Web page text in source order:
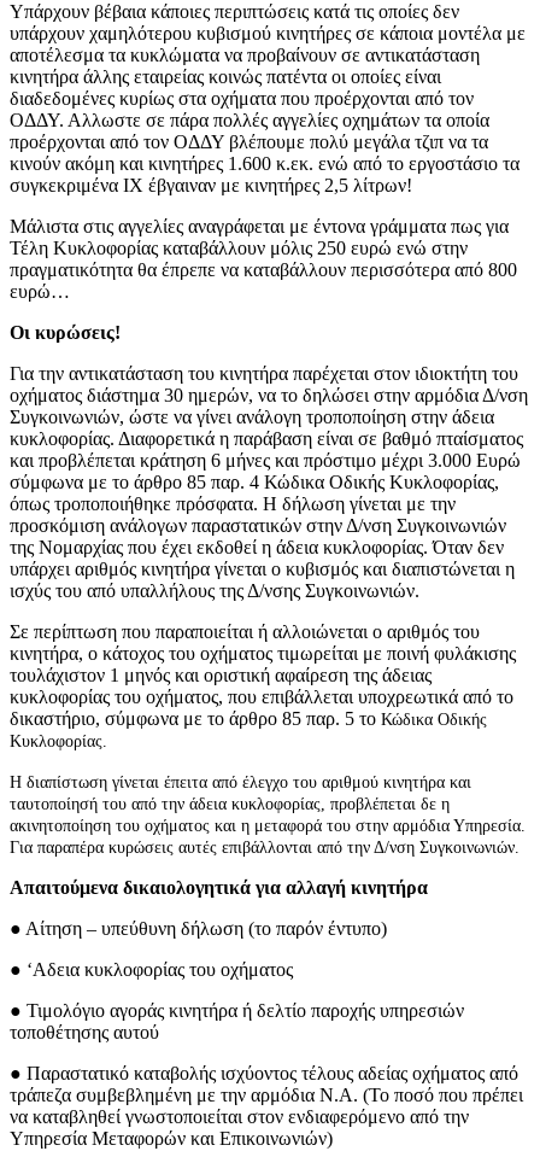
Υπάρχουν βέβαια κάποιες περιπτώσεις κατά τις οποίες δεν
υπάρχουν χαμηλότερου κυβισμού κινητήρες σε κάποια μοντέλα με
αποτέλεσμα τα κυκλώματα να προβαίνουν σε αντικατάσταση
κινητήρα άλλης εταιρείας κοινώς πατέντα οι οποίες είναι
διαδεδομένες κυρίως στα οχήματα που προέρχονται από τον
ΟΔΔΥ. Αλλωστε σε πάρα πολλές αγγελίες οχημάτων τα οποία
προέρχονται από τον ΟΔΔΥ βλέπουμε πολύ μεγάλα τζιπ να τα
κινούν ακόμη και κινητήρες 1.600 κ.εκ. ενώ από το εργοστάσιο τα
συγκεκριμένα ΙΧ έβγαιναν με κινητήρες 2,5 λίτρων!
Μάλιστα στις αγγελίες αναγράφεται με έντονα γράμματα πως για
Τέλη Κυκλοφορίας καταβάλλουν μόλις 250 ευρώ ενώ στην
πραγματικότητα θα έπρεπε να καταβάλλουν περισσότερα από 800
ευρώ…
Οι κυρώσεις!
Για την αντικατάσταση του κινητήρα παρέχεται στον ιδιοκτήτη του
οχήματος διάστημα 30 ημερών, να το δηλώσει στην αρμόδια Δ/νση
Συγκοινωνιών, ώστε να γίνει ανάλογη τροποποίηση στην άδεια
κυκλοφορίας. Διαφορετικά η παράβαση είναι σε βαθμό πταίσματος
και προβλέπεται κράτηση 6 μήνες και πρόστιμο μέχρι 3.000 Ευρώ
σύμφωνα με το άρθρο 85 παρ. 4 Κώδικα Οδικής Κυκλοφορίας,
όπως τροποποιήθηκε πρόσφατα. Η δήλωση γίνεται με την
προσκόμιση ανάλογων παραστατικών στην Δ/νση Συγκοινωνιών
της Νομαρχίας που έχει εκδοθεί η άδεια κυκλοφορίας. Όταν δεν
υπάρχει αριθμός κινητήρα γίνεται ο κυβισμός και διαπιστώνεται η
ισχύς του από υπαλλήλους της Δ/νσης Συγκοινωνιών.
Σε περίπτωση που παραποιείται ή αλλοιώνεται ο αριθμός του
κινητήρα, ο κάτοχος του οχήματος τιμωρείται με ποινή φυλάκισης
τουλάχιστον 1 μηνός και οριστική αφαίρεση της άδειας
κυκλοφορίας του οχήματος, που επιβάλλεται υποχρεωτικά από το
δικαστήριο, σύμφωνα με το άρθρο 85 παρ. 5 το Κώδικα Οδικής
Κυκλοφορίας.
Η διαπίστωση γίνεται έπειτα από έλεγχο του αριθμού κινητήρα και
ταυτοποίησή του από την άδεια κυκλοφορίας, προβλέπεται δε η
ακινητοποίηση του οχήματος και η μεταφορά του στην αρμόδια Υπηρεσία.
Για παραπέρα κυρώσεις αυτές επιβάλλονται από την Δ/νση Συγκοινωνιών.
Απαιτούμενα δικαιολογητικά για αλλαγή κινητήρα
● Αίτηση – υπεύθυνη δήλωση (το παρόν έντυπο)
● ‘Αδεια κυκλοφορίας του οχήματος
● Τιμολόγιο αγοράς κινητήρα ή δελτίο παροχής υπηρεσιών
τοποθέτησης αυτού
● Παραστατικό καταβολής ισχύοντος τέλους αδείας οχήματος από
τράπεζα συμβεβλημένη με την αρμόδια Ν.Α. (Το ποσό που πρέπει
να καταβληθεί γνωστοποιείται στον ενδιαφερόμενο από την
Υπηρεσία Μεταφορών και Επικοινωνιών)